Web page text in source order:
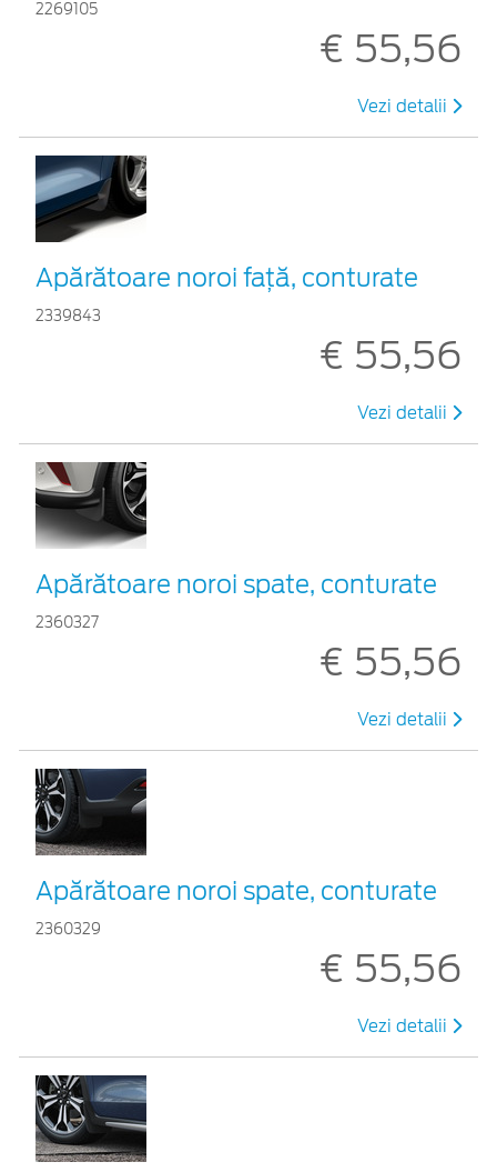
2269105
€ 55,56
Vezi detalii
Apărătoare noroi față, conturate
2339843
€ 55,56
Vezi detalii
Apărătoare noroi spate, conturate
2360327
€ 55,56
Vezi detalii
Apărătoare noroi spate, conturate
2360329
€ 55,56
Vezi detalii